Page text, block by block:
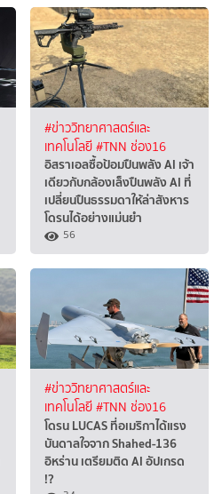
#ข่าววิทยาศาสตร์และ
เทคโนโลยี#TNN ช่อง16
อิสราเอลซื้อป้อมปืนพลัง AI เจ้า
เดียวกับกล้องเล็งปืนพลัง AI ที่
เปลี่ยนปืนธรรมดาให้ล่าสังหาร
โดรนได้อย่างแม่นยำ
56
#ข่าววิทยาศาสตร์และ
เทคโนโลยี#TNN ช่อง16
โดรน LUCAS ที่อเมริกาได้แรง
บันดาลใจจาก Shahed-136
อิหร่าน เตรียมติด AI อัปเกรด
!?